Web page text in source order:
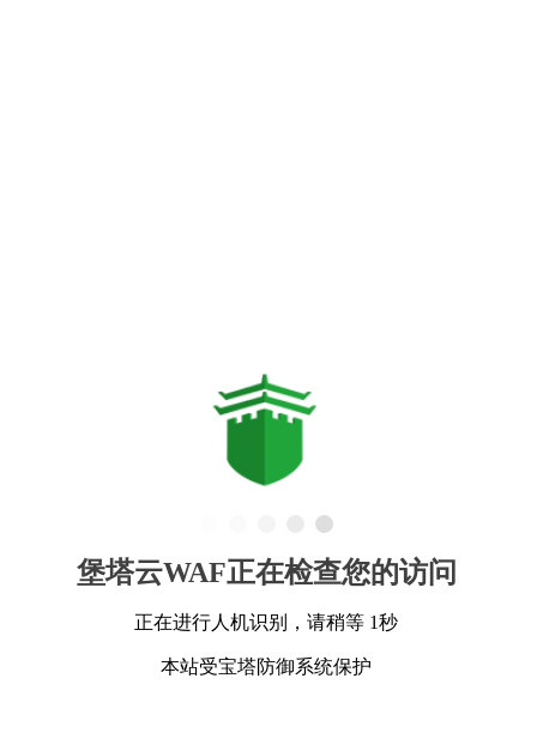
堡塔云WAF正在检查您的访问
正在进行人机识别，请稍等 1秒
本站受宝塔防御系统保护